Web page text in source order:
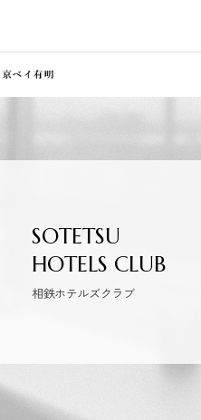
SOTETSU
HOTELS CLUB
相鉄ホテルズクラブ